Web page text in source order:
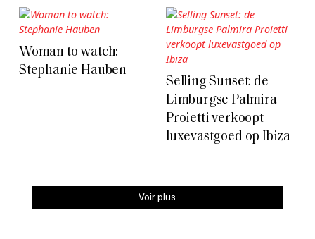
Woman to watch:
Stephanie Hauben
Selling Sunset: de
Limburgse Palmira
Proietti verkoopt
luxevastgoed op Ibiza
Voir plus